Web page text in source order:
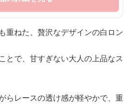
重ねた、贅沢なデザインの白ロン
とで、甘すぎない大人の上品なス
らレースの透け感が軽やかで、重